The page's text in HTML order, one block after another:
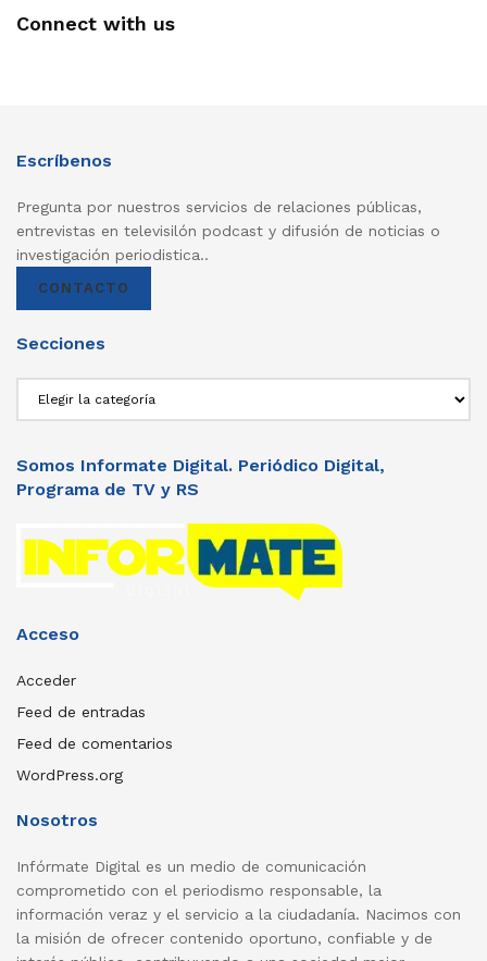
Connect with us
Escríbenos
Pregunta por nuestros servicios de relaciones públicas,
entrevistas en televisilón podcast y difusión de noticias o
investigación periodistica..
CONTACTO
Secciones
Somos Informate Digital. Periódico Digital,
Programa de TV y RS
Acceso
Acceder
Feed de entradas
Feed de comentarios
WordPress.org
Nosotros
Infórmate Digital es un medio de comunicación
comprometido con el periodismo responsable, la
información veraz y el servicio a la ciudadanía. Nacimos con
la misión de ofrecer contenido oportuno, confiable y de